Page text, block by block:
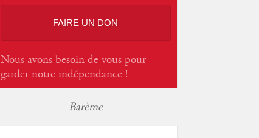
FAIRE UN DON
Nous avons besoin de vous pour
garder notre indépendance !
Barème